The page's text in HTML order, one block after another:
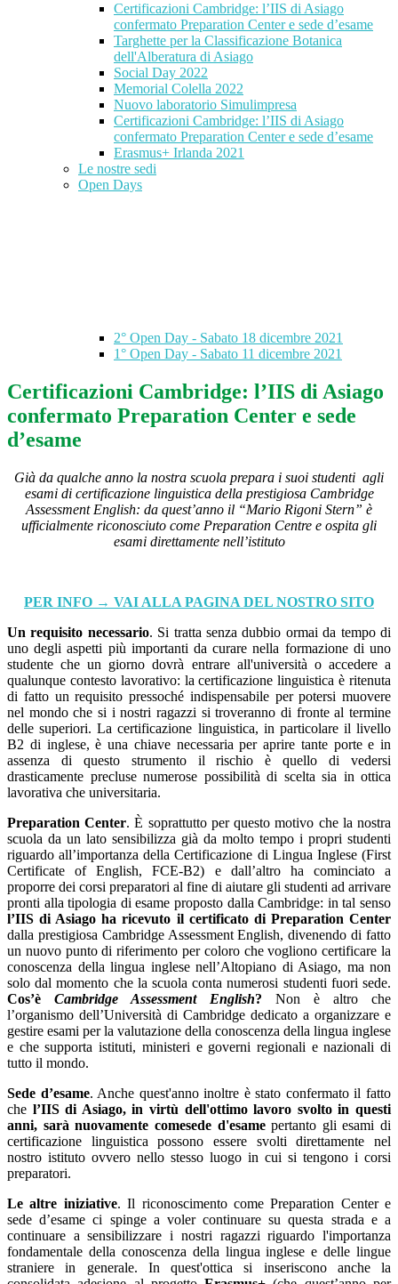
Certificazioni Cambridge: l’IIS di Asiago
confermato Preparation Center e sede d’esame
Targhette per la Classificazione Botanica
dell'Alberatura di Asiago
Social Day 2022
Memorial Colella 2022
Nuovo laboratorio Simulimpresa
Certificazioni Cambridge: l’IIS di Asiago
confermato Preparation Center e sede d’esame
Erasmus+ Irlanda 2021
Le nostre sedi
Open Days
2° Open Day - Sabato 18 dicembre 2021
1° Open Day - Sabato 11 dicembre 2021
Certificazioni Cambridge: l’IIS di Asiago
confermato Preparation Center e sede
d’esame
Già da qualche anno la nostra scuola prepara i suoi studenti agli
esami di certificazione linguistica della prestigiosa Cambridge
Assessment English: da quest’anno il “Mario Rigoni Stern” è
ufficialmente riconosciuto come Preparation Centre e ospita gli
esami direttamente nell’istituto
PER INFO → VAI ALLA PAGINA DEL NOSTRO SITO
Un requisito necessario. Si tratta senza dubbio ormai da tempo di
uno degli aspetti più importanti da curare nella formazione di uno
studente che un giorno dovrà entrare all'università o accedere a
qualunque contesto lavorativo: la certificazione linguistica è ritenuta
di fatto un requisito pressoché indispensabile per potersi muovere
nel mondo che si i nostri ragazzi si troveranno di fronte al termine
delle superiori. La certificazione linguistica, in particolare il livello
B2 di inglese, è una chiave necessaria per aprire tante porte e in
assenza di questo strumento il rischio è quello di vedersi
drasticamente precluse numerose possibilità di scelta sia in ottica
lavorativa che universitaria.
Preparation Center. È soprattutto per questo motivo che la nostra
scuola da un lato sensibilizza già da molto tempo i propri studenti
riguardo all’importanza della Certificazione di Lingua Inglese (First
Certificate of English, FCE-B2) e dall’altro ha cominciato a
proporre dei corsi preparatori al fine di aiutare gli studenti ad arrivare
pronti alla tipologia di esame proposto dalla Cambridge: in tal senso
l’IIS di Asiago ha ricevuto il certificato di Preparation Center
dalla prestigiosa Cambridge Assessment English, divenendo di fatto
un nuovo punto di riferimento per coloro che vogliono certificare la
conoscenza della lingua inglese nell’Altopiano di Asiago, ma non
solo dal momento che la scuola conta numerosi studenti fuori sede.
Cos’è Cambridge Assessment English? Non è altro che
l’organismo dell’Università di Cambridge dedicato a organizzare e
gestire esami per la valutazione della conoscenza della lingua inglese
e che supporta istituti, ministeri e governi regionali e nazionali di
tutto il mondo.
Sede d’esame. Anche quest'anno inoltre è stato confermato il fatto
che l’IIS di Asiago, in virtù dell'ottimo lavoro svolto in questi
anni, sarà nuovamente comesede d'esamepertanto gli esami di
certificazione linguistica possono essere svolti direttamente nel
nostro istituto ovvero nello stesso luogo in cui si tengono i corsi
preparatori.
Le altre iniziative. Il riconoscimento come Preparation Center e
sede d’esame ci spinge a voler continuare su questa strada e a
continuare a sensibilizzare i nostri ragazzi riguardo l'importanza
fondamentale della conoscenza della lingua inglese e delle lingue
straniere in generale. In quest'ottica
si inseriscono anche la